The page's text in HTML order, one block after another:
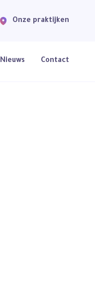
Onze praktijken
Nieuws Contact